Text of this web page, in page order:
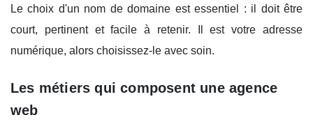
Le choix d'un nom de domaine est essentiel : il doit être
court, pertinent et facile à retenir. Il est votre adresse
numérique, alors choisissez-le avec soin.
Les métiers qui composent une agence
web